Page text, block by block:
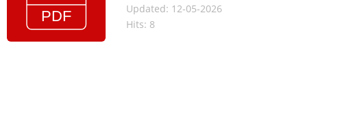
Updated: 12-05-2026
Hits: 8